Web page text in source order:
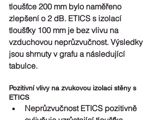
tloušťce 200 mm bylo naměřeno
zlepšení o 2 dB. ETICS s izolací
tloušťky 100 mm je bez vlivu na
vzduchovou neprůzvučnost. Výsledky
jsou shrnuty v grafu a následující
tabulce.
Pozitivní vlivy na zvukovou izolaci stěny s
ETICS
Neprůzvučnost ETICS pozitivně